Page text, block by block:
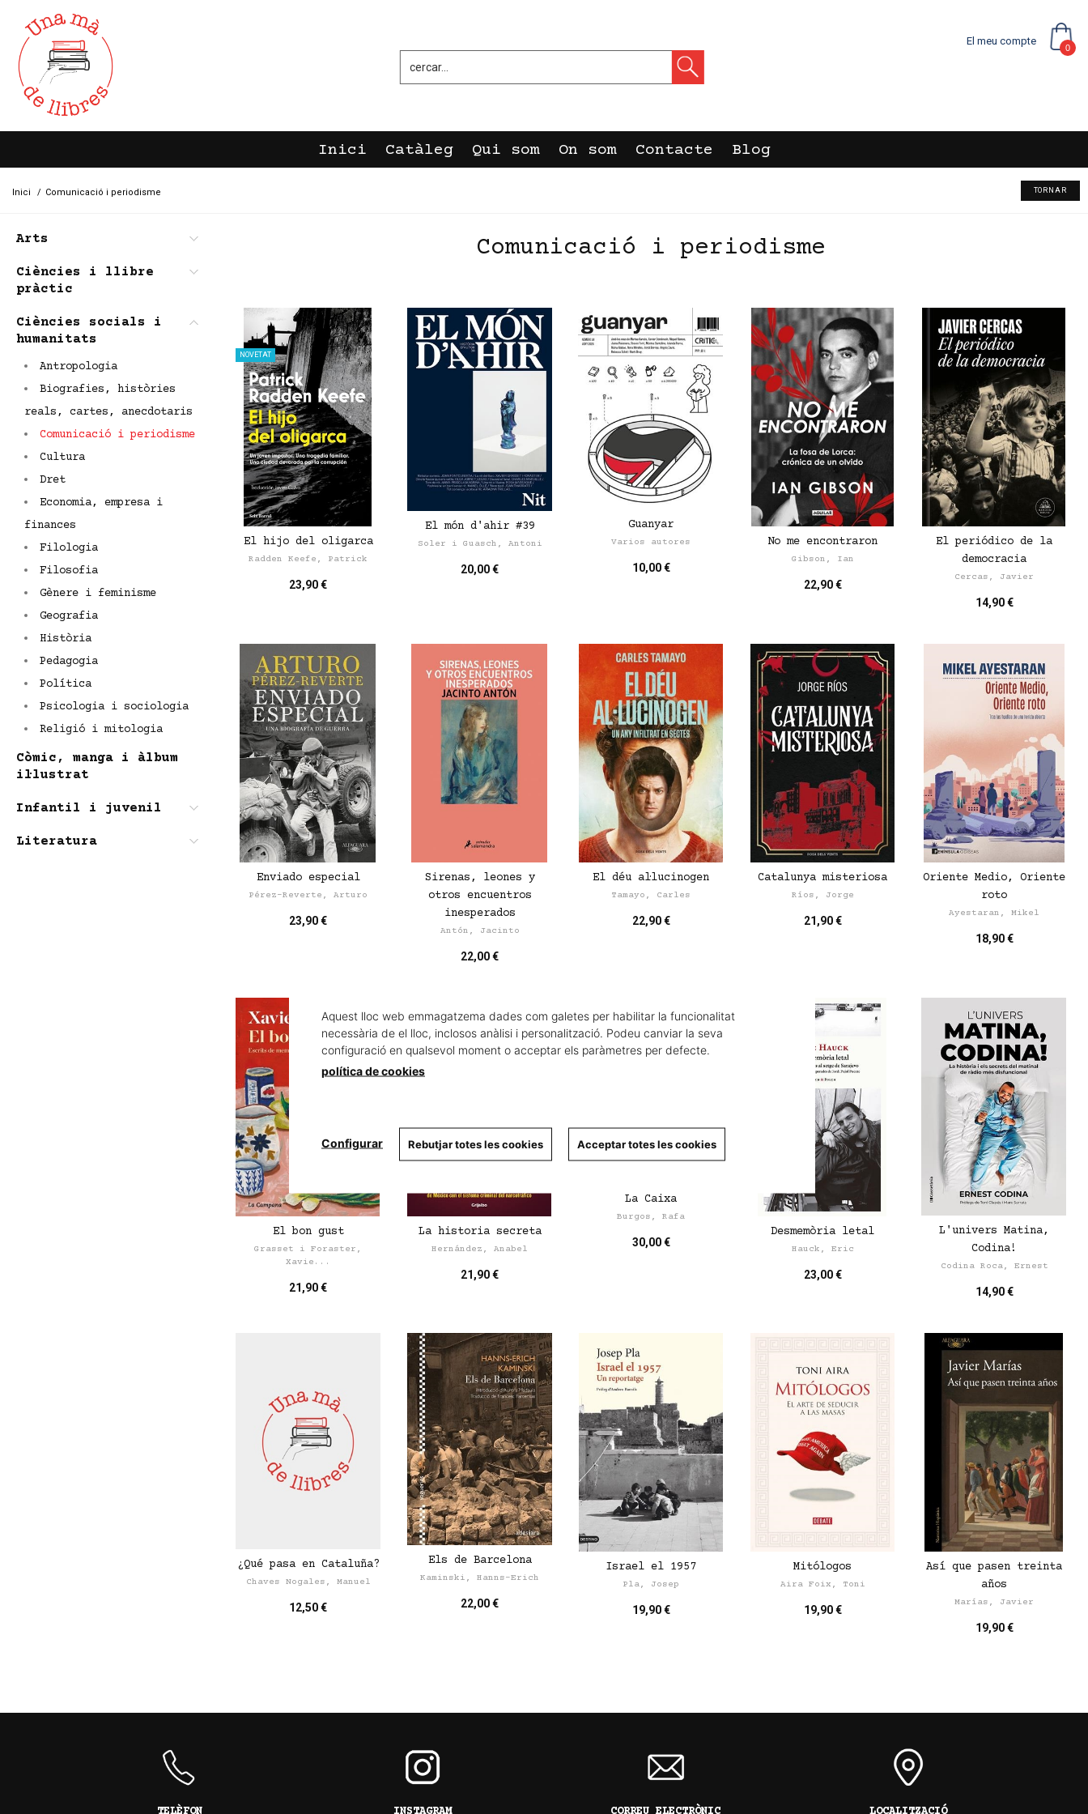
El meu compte
0
Inici Catàleg Qui som On som Contacte Blog
Inici / Comunicació i periodisme TORNAR
Arts
Ciències i llibre
pràctic
Ciències socials i
humanitats
Antropologia
Biografies, històries
reals, cartes, anecdotaris
Comunicació i periodisme
Cultura
Dret
Economia, empresa i
finances
Filologia
Filosofia
Gènere i feminisme
Geografia
Història
Pedagogia
Política
Psicologia i sociologia
Religió i mitologia
Còmic, manga i àlbum
il·lustrat
Infantil i juvenil
Literatura
Comunicació i periodisme
NOVETAT
El hijo del oligarca
Radden Keefe, Patrick
23,90 €
El món d'ahir #39
Soler i Guasch, Antoni
20,00 €
Guanyar
Varios autores
10,00 €
No me encontraron
Gibson, Ian
22,90 €
El periódico de la
democracia
Cercas, Javier
14,90 €
Enviado especial
Pérez-Reverte, Arturo
23,90 €
Sirenas, leones y
otros encuentros
inesperados
Antón, Jacinto
22,00 €
El déu al·lucinogen
Tamayo, Carles
22,90 €
Catalunya misteriosa
Ríos, Jorge
21,90 €
Oriente Medio, Oriente
roto
Ayestaran, Mikel
18,90 €
El bon gust
Grasset i Foraster,
Xavie...
21,90 €
La historia secreta
Hernández, Anabel
21,90 €
La Caixa
Burgos, Rafa
30,00 €
Desmemòria letal
Hauck, Eric
23,00 €
L'univers Matina,
Codina!
Codina Roca, Ernest
14,90 €
¿Qué pasa en Cataluña?
Chaves Nogales, Manuel
12,50 €
Els de Barcelona
Kaminski, Hanns-Erich
22,00 €
Israel el 1957
Pla, Josep
19,90 €
Mitólogos
Aira Foix, Toni
19,90 €
Así que pasen treinta
años
Marías, Javier
19,90 €
Aquest lloc web emmagatzema dades com galetes per habilitar la funcionalitat
necessària de el lloc, inclosos anàlisi i personalització. Podeu canviar la seva
configuració en qualsevol moment o acceptar els paràmetres per defecte.
política de cookies
Configurar Rebutjar totes les cookies Acceptar totes les cookies